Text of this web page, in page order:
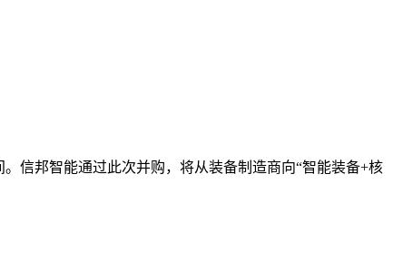
信邦智能通过此次并购，将从装备制造商向“智能装备+核